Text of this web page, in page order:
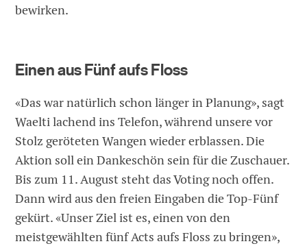
bewirken.
Einen aus Fünf aufs Floss
«Das war natürlich schon länger in Planung», sagt
Waelti lachend ins Telefon, während unsere vor
Stolz geröteten Wangen wieder erblassen. Die
Aktion soll ein Dankeschön sein für die Zuschauer.
Bis zum 11. August steht das Voting noch offen.
Dann wird aus den freien Eingaben die Top-Fünf
gekürt. «Unser Ziel ist es, einen von den
meistgewählten fünf Acts aufs Floss zu bringen»,